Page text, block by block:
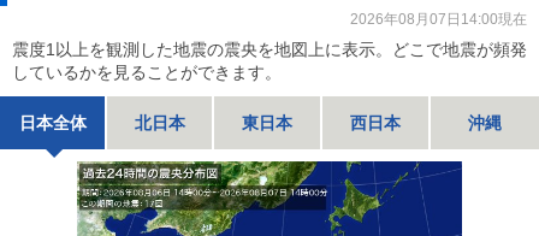
2026年08月07日14:00現在
震度1以上を観測した地震の震央を地図上に表示。どこで地震が頻発
しているかを見ることができます。
日本全体 北日本 東日本 西日本 沖縄